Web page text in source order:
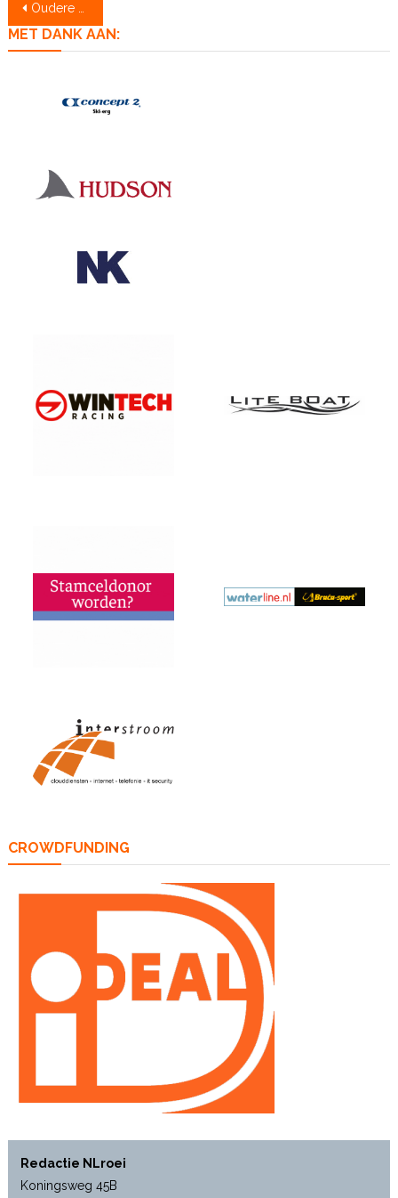
Berichtennavigatie
Oudere berichten
MET DANK AAN:
CROWDFUNDING
Redactie NLroei
Koningsweg 45B